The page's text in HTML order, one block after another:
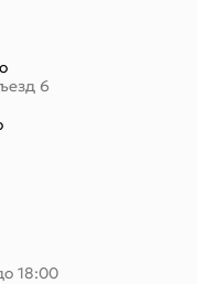
6
18:00